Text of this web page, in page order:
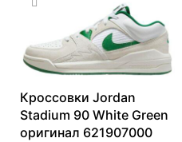
Кроссовки Jordan
Stadium 90 White Green
оригинал 621907000